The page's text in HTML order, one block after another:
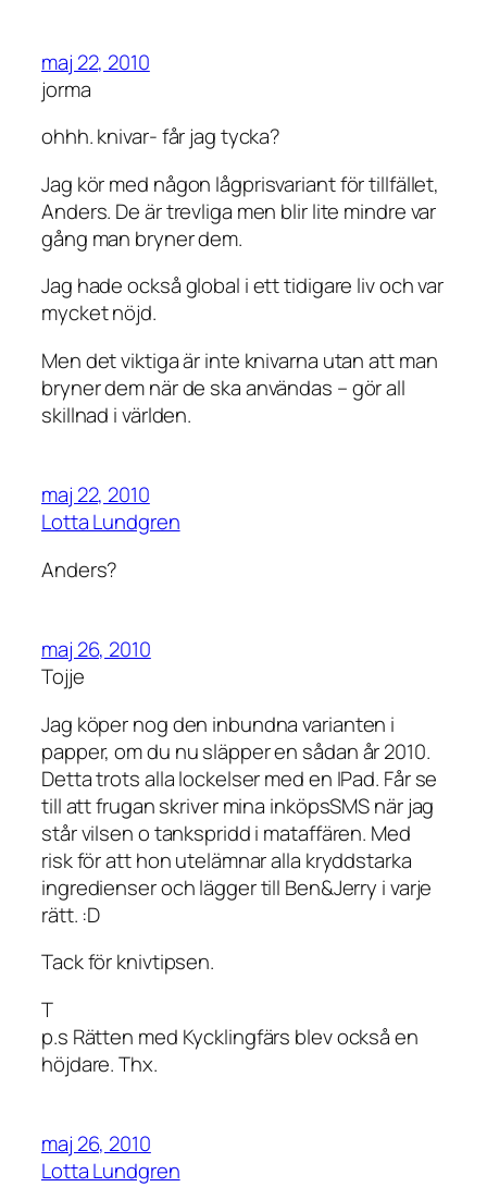
maj 22, 2010
jorma
ohhh. knivar- får jag tycka?
Jag kör med någon lågprisvariant för tillfället,
Anders. De är trevliga men blir lite mindre var
gång man bryner dem.
Jag hade också global i ett tidigare liv och var
mycket nöjd.
Men det viktiga är inte knivarna utan att man
bryner dem när de ska användas – gör all
skillnad i världen.
maj 22, 2010
Lotta Lundgren
Anders?
maj 26, 2010
Tojje
Jag köper nog den inbundna varianten i
papper, om du nu släpper en sådan år 2010.
Detta trots alla lockelser med en IPad. Får se
till att frugan skriver mina inköpsSMS när jag
står vilsen o tankspridd i mataffären. Med
risk för att hon utelämnar alla kryddstarka
ingredienser och lägger till Ben&Jerry i varje
rätt. :D
Tack för knivtipsen.
T
p.s Rätten med Kycklingfärs blev också en
höjdare. Thx.
maj 26, 2010
Lotta Lundgren